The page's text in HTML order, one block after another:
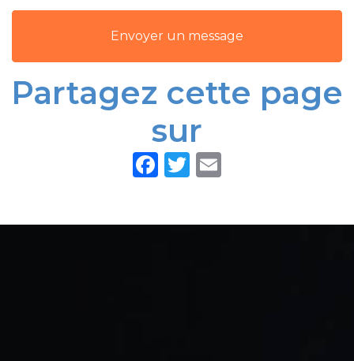
Garonne
Envoyer un message
Partagez cette page
sur
Facebook
Twitter